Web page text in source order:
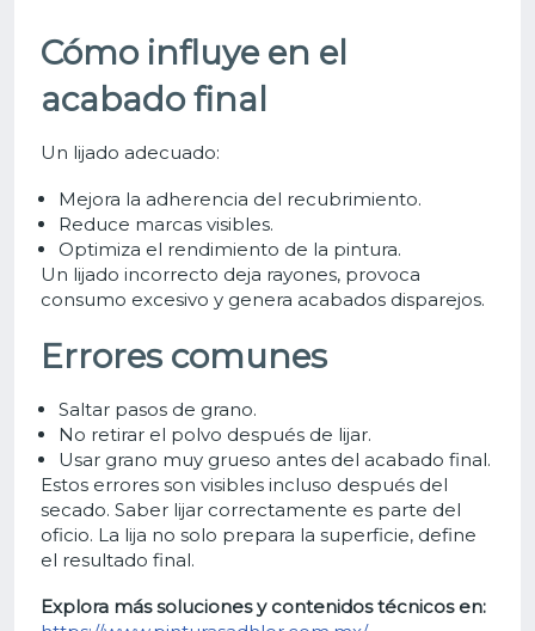
Cómo influye en el
acabado final
Un lijado adecuado:
Mejora la adherencia del recubrimiento.
Reduce marcas visibles.
Optimiza el rendimiento de la pintura.
Un lijado incorrecto deja rayones, provoca
consumo excesivo y genera acabados disparejos.
Errores comunes
Saltar pasos de grano.
No retirar el polvo después de lijar.
Usar grano muy grueso antes del acabado final.
Estos errores son visibles incluso después del
secado. Saber lijar correctamente es parte del
oficio. La lija no solo prepara la superficie, define
el resultado final.
Explora más soluciones y contenidos técnicos en: